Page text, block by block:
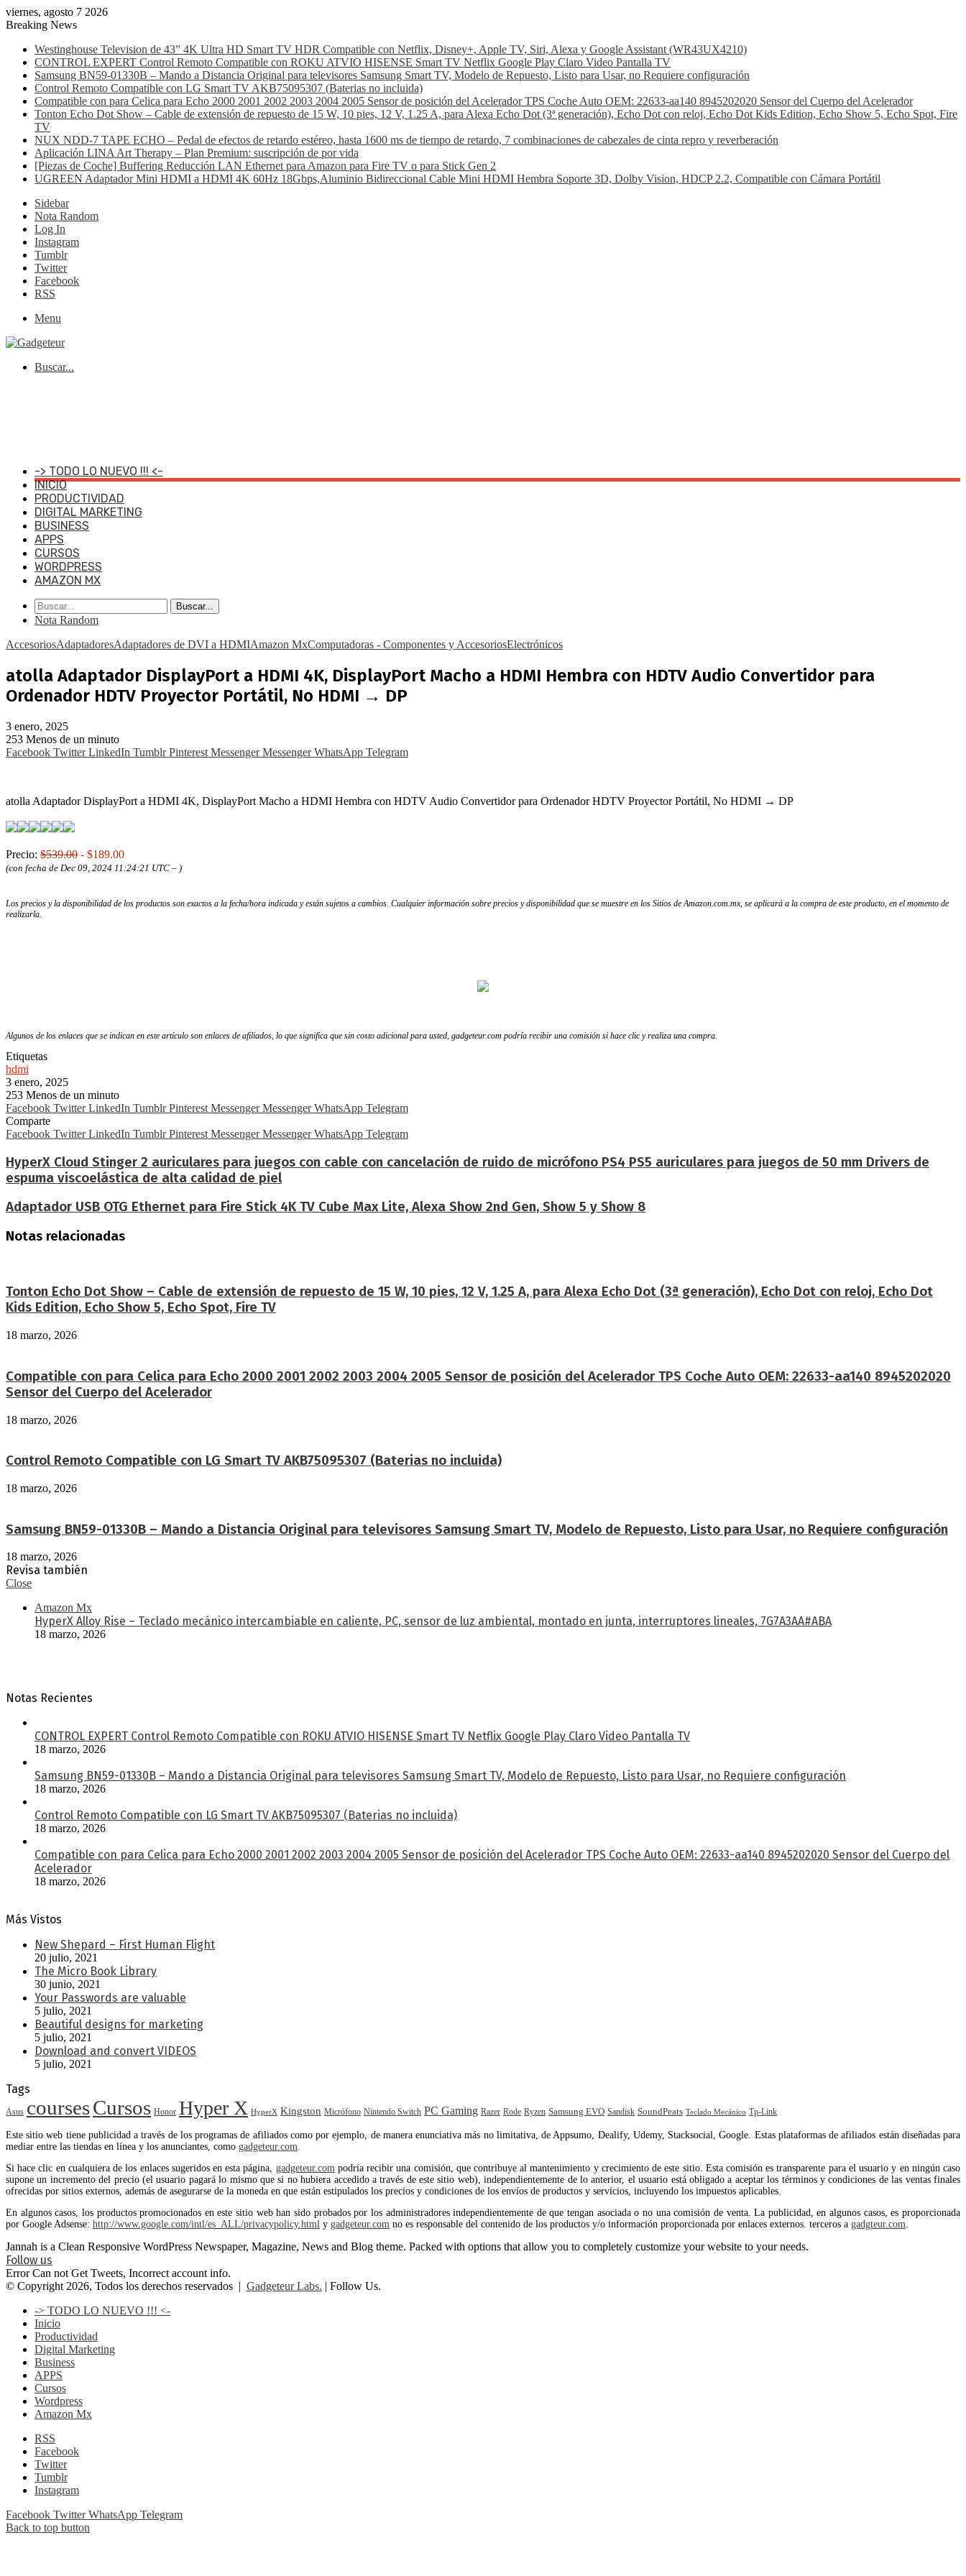
viernes, agosto 7 2026
Breaking News
Westinghouse Television de 43” 4K Ultra HD Smart TV HDR Compatible con Netflix, Disney+, Apple TV, Siri, Alexa y Google Assistant (WR43UX4210)
CONTROL EXPERT Control Remoto Compatible con ROKU ATVIO HISENSE Smart TV Netflix Google Play Claro Video Pantalla TV
Samsung BN59-01330B – Mando a Distancia Original para televisores Samsung Smart TV, Modelo de Repuesto, Listo para Usar, no Requiere configuración
Control Remoto Compatible con LG Smart TV AKB75095307 (Baterias no incluida)
Compatible con para Celica para Echo 2000 2001 2002 2003 2004 2005 Sensor de posición del Acelerador TPS Coche Auto OEM: 22633-aa140 8945202020 Sensor del Cuerpo del Acelerador
Tonton Echo Dot Show – Cable de extensión de repuesto de 15 W, 10 pies, 12 V, 1.25 A, para Alexa Echo Dot (3ª generación), Echo Dot con reloj, Echo Dot Kids Edition, Echo Show 5, Echo Spot, Fire
TV
NUX NDD-7 TAPE ECHO – Pedal de efectos de retardo estéreo, hasta 1600 ms de tiempo de retardo, 7 combinaciones de cabezales de cinta repro y reverberación
Aplicación LINA Art Therapy – Plan Premium: suscripción de por vida
[Piezas de Coche] Buffering Reducción LAN Ethernet para Amazon para Fire TV o para Stick Gen 2
UGREEN Adaptador Mini HDMI a HDMI 4K 60Hz 18Gbps,Aluminio Bidireccional Cable Mini HDMI Hembra Soporte 3D, Dolby Vision, HDCP 2.2, Compatible con Cámara Portátil
Sidebar
Nota Random
Log In
Instagram
Tumblr
Twitter
Facebook
RSS
Menu
Buscar...
-> TODO LO NUEVO !!! <-
INICIO
PRODUCTIVIDAD
DIGITAL MARKETING
BUSINESS
APPS
CURSOS
WORDPRESS
AMAZON MX
Buscar...
Nota Random
AccesoriosAdaptadoresAdaptadores de DVI a HDMIAmazon MxComputadoras - Componentes y AccesoriosElectrónicos
atolla Adaptador DisplayPort a HDMI 4K, DisplayPort Macho a HDMI Hembra con HDTV Audio Convertidor para
Ordenador HDTV Proyector Portátil, No HDMI → DP
3 enero, 2025
253 Menos de un minuto
Facebook Twitter LinkedIn Tumblr Pinterest Messenger Messenger WhatsApp Telegram
atolla Adaptador DisplayPort a HDMI 4K, DisplayPort Macho a HDMI Hembra con HDTV Audio Convertidor para Ordenador HDTV Proyector Portátil, No HDMI → DP
Precio: $539.00 - $189.00
(con fecha de Dec 09, 2024 11:24:21 UTC – )
Los precios y la disponibilidad de los productos son exactos a la fecha/hora indicada y están sujetos a cambios. Cualquier información sobre precios y disponibilidad que se muestre en los Sitios de Amazon.com.mx, se aplicará a la compra de este producto, en el momento de
realizarla.
Algunos de los enlaces que se indican en este artículo son enlaces de afiliados, lo que significa que sin costo adicional para usted, gadgeteur.com podría recibir una comisión si hace clic y realiza una compra.
Etiquetas
hdmi
3 enero, 2025
253 Menos de un minuto
Facebook Twitter LinkedIn Tumblr Pinterest Messenger Messenger WhatsApp Telegram
Comparte
Facebook Twitter LinkedIn Tumblr Pinterest Messenger Messenger WhatsApp Telegram
HyperX Cloud Stinger 2 auriculares para juegos con cable con cancelación de ruido de micrófono PS4 PS5 auriculares para juegos de 50 mm Drivers de
espuma viscoelástica de alta calidad de piel
Adaptador USB OTG Ethernet para Fire Stick 4K TV Cube Max Lite, Alexa Show 2nd Gen, Show 5 y Show 8
Notas relacionadas
Tonton Echo Dot Show – Cable de extensión de repuesto de 15 W, 10 pies, 12 V, 1.25 A, para Alexa Echo Dot (3ª generación), Echo Dot con reloj, Echo Dot
Kids Edition, Echo Show 5, Echo Spot, Fire TV
18 marzo, 2026
Compatible con para Celica para Echo 2000 2001 2002 2003 2004 2005 Sensor de posición del Acelerador TPS Coche Auto OEM: 22633-aa140 8945202020
Sensor del Cuerpo del Acelerador
18 marzo, 2026
Control Remoto Compatible con LG Smart TV AKB75095307 (Baterias no incluida)
18 marzo, 2026
Samsung BN59-01330B – Mando a Distancia Original para televisores Samsung Smart TV, Modelo de Repuesto, Listo para Usar, no Requiere configuración
18 marzo, 2026
Revisa también
Close
Amazon Mx
HyperX Alloy Rise – Teclado mecánico intercambiable en caliente, PC, sensor de luz ambiental, montado en junta, interruptores lineales, 7G7A3AA#ABA
18 marzo, 2026
Notas Recientes
CONTROL EXPERT Control Remoto Compatible con ROKU ATVIO HISENSE Smart TV Netflix Google Play Claro Video Pantalla TV
18 marzo, 2026
Samsung BN59-01330B – Mando a Distancia Original para televisores Samsung Smart TV, Modelo de Repuesto, Listo para Usar, no Requiere configuración
18 marzo, 2026
Control Remoto Compatible con LG Smart TV AKB75095307 (Baterias no incluida)
18 marzo, 2026
Compatible con para Celica para Echo 2000 2001 2002 2003 2004 2005 Sensor de posición del Acelerador TPS Coche Auto OEM: 22633-aa140 8945202020 Sensor del Cuerpo del
Acelerador
18 marzo, 2026
Más Vistos
New Shepard – First Human Flight
20 julio, 2021
The Micro Book Library
30 junio, 2021
Your Passwords are valuable
5 julio, 2021
Beautiful designs for marketing
5 julio, 2021
Download and convert VIDEOS
5 julio, 2021
Tags
Asus coursesCursos Honor Hyper X HyperX Kingston Micrófono Nintendo Switch PC Gaming Razer Rode Ryzen Samsung EVO Sandisk SoundPeats Teclado Mecánico Tp-Link
Este sitio web tiene publicidad a través de los programas de afiliados como por ejemplo, de manera enunciativa más no limitativa, de Appsumo, Dealify, Udemy, Stacksocial, Google. Estas plataformas de afiliados están diseñadas para
mediar entre las tiendas en línea y los anunciantes, como gadgeteur.com.
Si hace clic en cualquiera de los enlaces sugeridos en esta página, gadgeteur.compodría recibir una comisión, que contribuye al mantenimiento y crecimiento de este sitio. Esta comisión es transparente para el usuario y en ningún caso
supone un incremento del precio (el usuario pagará lo mismo que si no hubiera accedido a través de este sitio web), independientemente de lo anterior, el usuario está obligado a aceptar los términos y condiciones de las ventas finales
ofrecidas por sitios externos, además de asegurarse de la moneda en que están estipulados los precios y condiciones de los envíos de productos y servicios, incluyendo los impuestos aplicables.
En algunos casos, los productos promocionados en este sitio web han sido probados por los administradores independientemente de que tengan asociada o no una comisión de venta. La publicidad, en algunos casos, es proporcionada
por Google Adsense: http://www.google.com/intl/es_ALL/privacypolicy.html y gadgeteur.com no es responsable del contenido de los productos y/o información proporcionada por enlaces externos. terceros a gadgteur.com.
Jannah is a Clean Responsive WordPress Newspaper, Magazine, News and Blog theme. Packed with options that allow you to completely customize your website to your needs.
Follow us
Error Can not Get Tweets, Incorrect account info.
© Copyright 2026, Todos los derechos reservados | Gadgeteur Labs. | Follow Us.
-> TODO LO NUEVO !!! <-
Inicio
Productividad
Digital Marketing
Business
APPS
Cursos
Wordpress
Amazon Mx
RSS
Facebook
Twitter
Tumblr
Instagram
Facebook Twitter WhatsApp Telegram
Back to top button